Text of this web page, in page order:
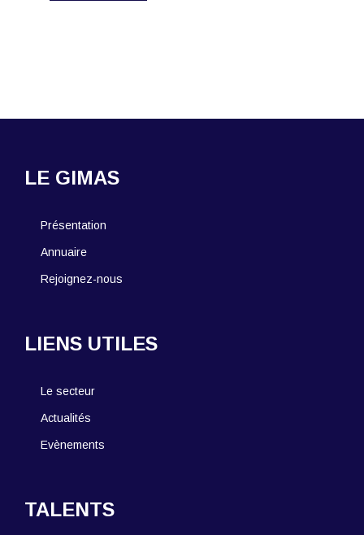
LE GIMAS
Présentation
Annuaire
Rejoignez-nous
LIENS UTILES
Le secteur
Actualités
Evènements
TALENTS